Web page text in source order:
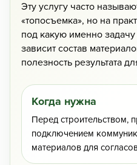
Эту услугу часто
«топосъемка», но на
под какую именно задачу
зависит состав
полезность результата
Когда нужна
Перед строительством,
подключением
материалов для